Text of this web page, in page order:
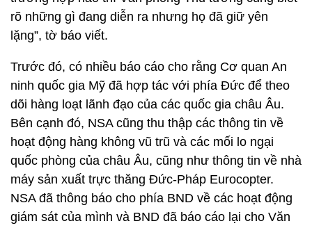
rõ những gì đang diễn ra nhưng họ đã giữ yên
lặng”, tờ báo viết.
Trước đó, có nhiều báo cáo cho rằng Cơ quan An
ninh quốc gia Mỹ đã hợp tác với phía Đức để theo
dõi hàng loạt lãnh đạo của các quốc gia châu Âu.
Bên cạnh đó, NSA cũng thu thập các thông tin về
hoạt động hàng không vũ trũ và các mối lo ngại
quốc phòng của châu Âu, cũng như thông tin về nhà
máy sản xuất trực thăng Đức-Pháp Eurocopter.
NSA đã thông báo cho phía BND về các hoạt động
giám sát của mình và BND đã báo cáo lại cho Văn